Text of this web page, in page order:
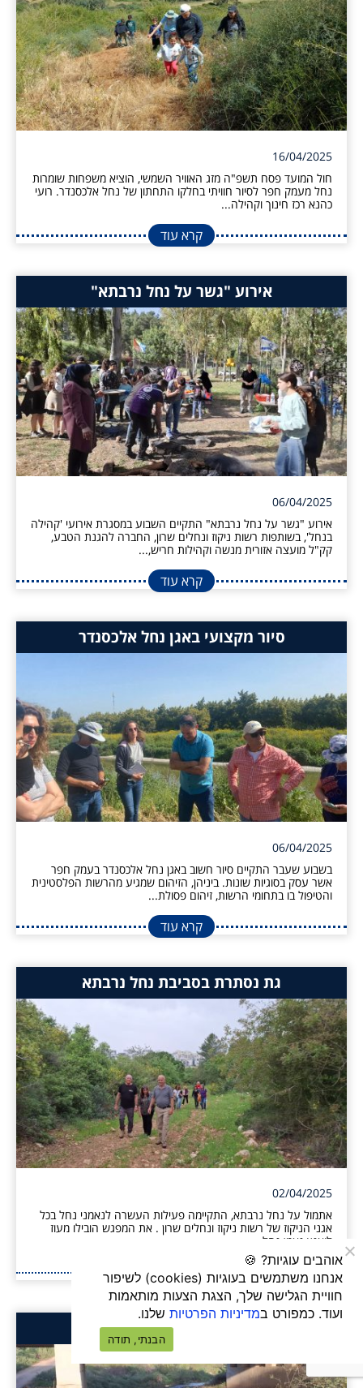
16/04/2025
חול המועד פסח תשפ"ה מזג האוויר השמשי, הוציא משפחות שומרות
נחל מעמק חפר לסיור חוויתי בחלקו התחתון של נחל אלכסנדר. רועי
כהנא רכז חינוך וקהילה...
קרא עוד
אירוע "גשר על נחל נרבתא"
06/04/2025
אירוע "גשר על נחל נרבתא" התקיים השבוע במסגרת אירועי 'קהילה
בנחל', בשותפות רשות ניקוז ונחלים שרון, החברה להגנת הטבע,
קק"ל מועצה אזורית מנשה וקהילות חריש,...
קרא עוד
סיור מקצועי באגן נחל אלכסנדר
06/04/2025
בשבוע שעבר התקיים סיור חשוב באגן נחל אלכסנדר בעמק חפר
אשר עסק בסוגיות שונות. ביניהן, הזיהום שמגיע מהרשות הפלסטינית
והטיפול בו בתחומי הרשות, זיהום פסולת...
קרא עוד
גת נסתרת בסביבת נחל נרבתא
02/04/2025
אתמול על נחל נרבתא, התקיימה פעילות העשרה לנאמני נחל בכל
אגני הניקוז של רשות ניקוז ונחלים שרון . את המפגש הובילו מעוז
לואנץ נאמן נחל...
קרא עוד
קהילת נחל חדרה מגלה את הנחל
אוהבים עוגיות? 🍪
אנחנו משתמשים בעוגיות (cookies) לשיפור
חוויית הגלישה שלך, הצגת הצעות מותאמות
ועוד. כמפורט במדיניות הפרטיות שלנו.
הבנתי, תודה